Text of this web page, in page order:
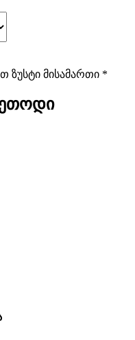
ზუსტი მისამართი *